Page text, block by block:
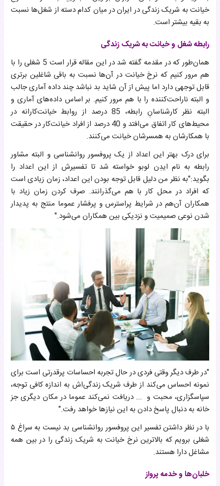
خیانت به شریک زندگی در ایران در میان کدام دسته از شغل‌ها نسبت
به بقیه بیشتر است.
رابطه شغل و خیانت به شریک زندگی
همان‌طور که در مقدمه گفته شد در این مقاله قرار است 5 شغلی را با
هم مرور کنیم که نرخ خیانت در آن‌ها نسبت به باقی شاغلین برتری
قابل توجهی دارد اما پیش از آن شاید بد نباشد چند داده آماری جالب
و البته ناراحت‌کننده را با هم مرور کنیم. بر اساس داده‌های آماری و
البته نظر کارشناسانِ رابطه، 85 درصد از روابط خیانت‌کارانه در
محیط‌های کار اتفاق می‌افتد و 40 درصد از افراد خیانت‌کار در حقیقت
با همکارشان به همسرشان خیانت می‌کنند.
برای درک بهتر این اعداد از یک پروفسور روانشناسی و البته مشاور
رابطه به نام ایدِن لوبو خواسته شد تا تفسیرش از این اعداد را
بگوید:"به نظر من دلیل قابل توجه بودن این اعداد، زمان زیادی است
که افراد در محل کار با هم می‌گذرانند. صرف کردن زمان زیاد با
همکاران آن‌هم در شرایط پراسترس و پرفشار عموما منتج به پدیدار
شدن نوعی صمیمیت و نزدیکی بین همکاران می‌شود."
"در طرف دیگر وقتی فردی در حال تجربه احساسات پرقدرتی است برای
نمونه احساس می‌کند از طرف شریک زندگی‌اش به اندازه کافی توجه،
سپاسگزاری، محبت و ... دریافت نمی‌کند عموما در مکان دیگری جز
خانه به دنبال پاسخ دادن به این نیازها خواهد رفت."
با در نظر داشتن تفسیر این پروفسور روانشناسی بد نیست به سراغ ۵
شغلی برویم که بالاترین نرخ خیانت به شریک زندگی را در بین همه
مشاغل دارا هستند.
خلبان‌ها و خدمه پرواز